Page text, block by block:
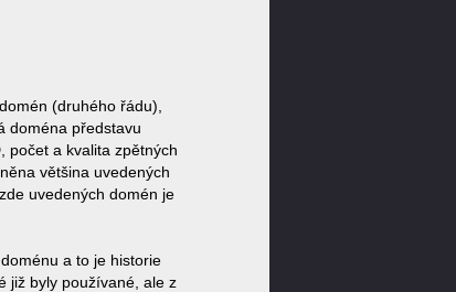
(druhého řádu),
doména představu
počet a kvalita zpětných
většina uvedených
uvedených domén je
a to je historie
již byly používané, ale z